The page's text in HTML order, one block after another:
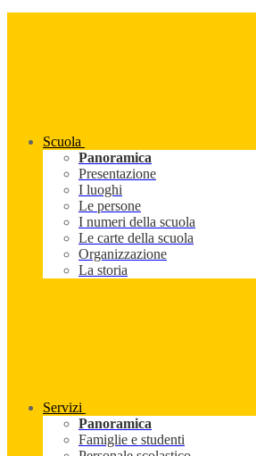
Scuola
Panoramica
Presentazione
I luoghi
Le persone
I numeri della scuola
Le carte della scuola
Organizzazione
La storia
Servizi
Panoramica
Famiglie e studenti